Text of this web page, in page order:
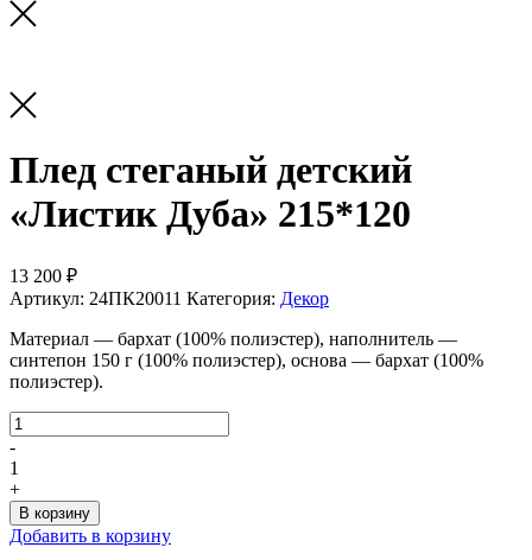
Плед стеганый детский
«Листик Дуба» 215*120
13 200 ₽
Артикул: 24ПК20011 Категория: Декор
Материал — бархат (100% полиэстер), наполнитель —
синтепон 150 г (100% полиэстер), основа — бархат (100%
полиэстер).
Количество
товара
Плед
стеганый
детский
"Листик
Дуба"
-
1
+
В корзину
Добавить в корзину